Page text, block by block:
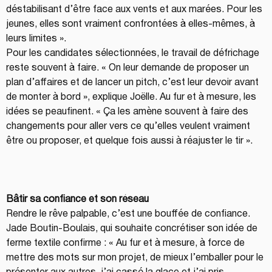
déstabilisant d’être face aux vents et aux marées. Pour les
jeunes, elles sont vraiment confrontées à elles-mêmes, à
leurs limites ».
Pour les candidates sélectionnées, le travail de défrichage
reste souvent à faire. « On leur demande de proposer un
plan d’affaires et de lancer un pitch, c’est leur devoir avant
de monter à bord », explique Joëlle. Au fur et à mesure, les
idées se peaufinent. « Ça les amène souvent à faire des
changements pour aller vers ce qu’elles veulent vraiment
être ou proposer, et quelque fois aussi à réajuster le tir ».
Bâtir sa confiance et son réseau
Rendre le rêve palpable, c’est une bouffée de confiance.
Jade Boutin-Boulais, qui souhaite concrétiser son idée de
ferme textile confirme : « Au fur et à mesure, à force de
mettre des mots sur mon projet, de mieux l’emballer pour le